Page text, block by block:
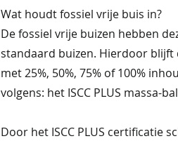
Wat houdt fossiel vrije buis in?
De fossiel vrije buizen hebben
standaard buizen. Hierdoor blijft
met 25%, 50%, 75% of 100%
volgens: het ISCC PLUS massa-
Door het ISCC PLUS certificatie